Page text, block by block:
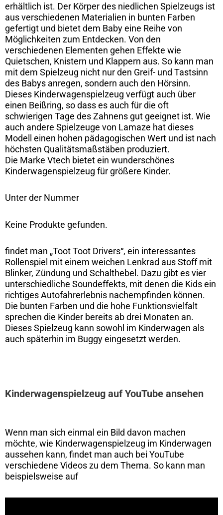
erhältlich ist. Der Körper des niedlichen Spielzeugs ist
aus verschiedenen Materialien in bunten Farben
gefertigt und bietet dem Baby eine Reihe von
Möglichkeiten zum Entdecken. Von den
verschiedenen Elementen gehen Effekte wie
Quietschen, Knistern und Klappern aus. So kann man
mit dem Spielzeug nicht nur den Greif- und Tastsinn
des Babys anregen, sondern auch den Hörsinn.
Dieses Kinderwagenspielzeug verfügt auch über
einen Beißring, so dass es auch für die oft
schwierigen Tage des Zahnens gut geeignet ist. Wie
auch andere Spielzeuge von Lamaze hat dieses
Modell einen hohen pädagogischen Wert und ist nach
höchsten Qualitätsmaßstäben produziert.
Die Marke Vtech bietet ein wunderschönes
Kinderwagenspielzeug für größere Kinder.
Unter der Nummer
Keine Produkte gefunden.
findet man „Toot Toot Drivers“, ein interessantes
Rollenspiel mit einem weichen Lenkrad aus Stoff mit
Blinker, Zündung und Schalthebel. Dazu gibt es vier
unterschiedliche Soundeffekts, mit denen die Kids ein
richtiges Autofahrerlebnis nachempfinden können.
Die bunten Farben und die hohe Funktionsvielfalt
sprechen die Kinder bereits ab drei Monaten an.
Dieses Spielzeug kann sowohl im Kinderwagen als
auch späterhin im Buggy eingesetzt werden.
Kinderwagenspielzeug auf YouTube ansehen
Wenn man sich einmal ein Bild davon machen
möchte, wie Kinderwagenspielzeug im Kinderwagen
aussehen kann, findet man auch bei YouTube
verschiedene Videos zu dem Thema. So kann man
beispielsweise auf